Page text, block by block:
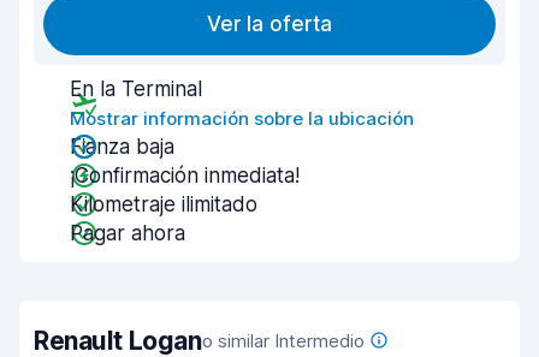
Ver la oferta
En la Terminal
Mostrar información sobre la ubicación
Fianza baja
¡Confirmación inmediata!
Kilometraje ilimitado
Pagar ahora
Renault Logano similar Intermedio